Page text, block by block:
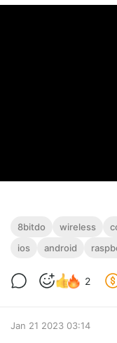
8bitdo wireless
ios
android
2
Jan 21 2023 03:14